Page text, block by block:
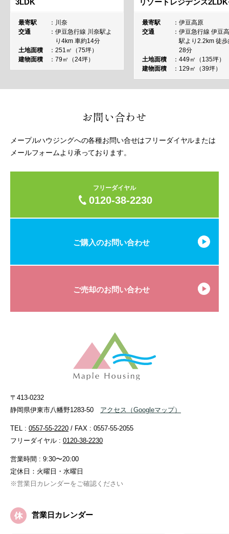
最寄駅
川奈
交通
伊豆急行線 川奈駅よ
り4km 車約14分
土地面積
251㎡（75坪）
建物面積
79㎡（24坪）
最寄駅
伊豆高原
交通
伊豆急行線 伊豆
駅より2.2km 徒
28分
土地面積
449㎡（135坪）
建物面積
129㎡（39坪）
お問い合わせ
メープルハウジングへの各種お問い合せはフリーダイヤルまたは
メールフォームより承っております。
フリーダイヤル
0120-38-2230
ご購入のお問い合わせ
ご売却のお問い合わせ
〒413-0232
静岡県伊東市八幡野1283-50
アクセス （Googleマップ）
TEL : 0557-55-2220 / FAX : 0557-55-2055
フリーダイヤル : 0120-38-2230
営業時間 : 9:30〜20:00
定休日：火曜日・水曜日
※営業日カレンダーをご確認ください
営業日カレンダー